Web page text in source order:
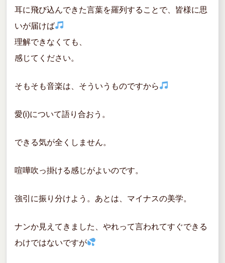
耳に飛び込んできた言葉を羅列することで、皆様に思
いが届けば
理解できなくても、
感じてください。
そもそも音楽は、そういうものですから
愛(i)について語り合おう。
できる気が全くしません。
喧嘩吹っ掛ける感じがよいのです。
強引に振り分けよう。あとは、マイナスの美学。
ナンか見えてきました、やれって言われてすぐできる
わけではないですが